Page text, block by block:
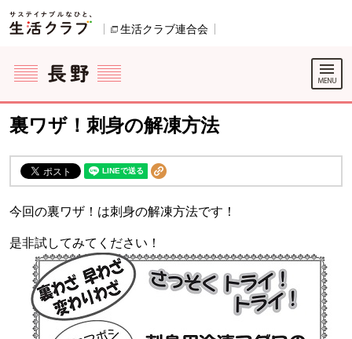
ページの先頭です。
生活クラブ連合会
ここからサイト内共通メニューです。
サイト内共通メニューをスキップする
サイト内共通メニューここまで。
裏ワザ！刺身の解凍方法
今回の裏ワザ！は刺身の解凍方法です！
是非試してみてください！